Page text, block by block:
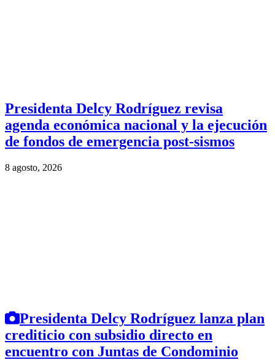
Presidenta Delcy Rodríguez revisa
agenda económica nacional y la ejecución
de fondos de emergencia post-sismos
8 agosto, 2026
Presidenta Delcy Rodríguez lanza plan
crediticio con subsidio directo en
encuentro con Juntas de Condominio